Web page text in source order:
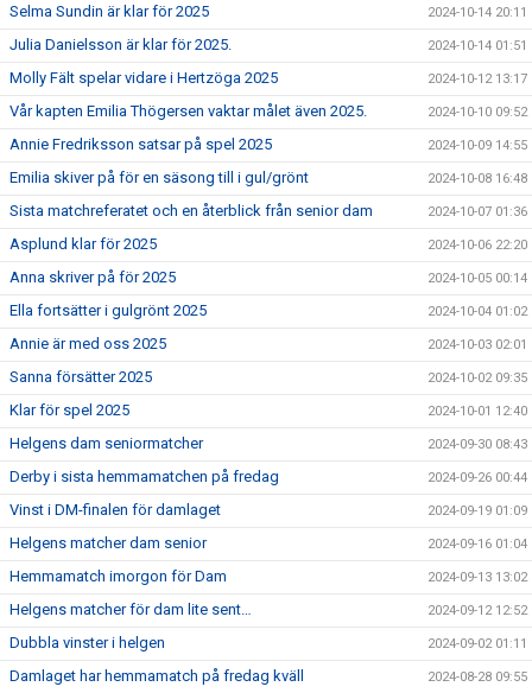
Selma Sundin är klar för 2025 2024-10-14 20:11
Julia Danielsson är klar för 2025. 2024-10-14 01:51
Molly Fält spelar vidare i Hertzöga 2025 2024-10-12 13:17
Vår kapten Emilia Thögersen vaktar målet även 2025. 2024-10-10 09:52
Annie Fredriksson satsar på spel 2025 2024-10-09 14:55
Emilia skiver på för en säsong till i gul/grönt 2024-10-08 16:48
Sista matchreferatet och en återblick från senior dam 2024-10-07 01:36
Asplund klar för 2025 2024-10-06 22:20
Anna skriver på för 2025 2024-10-05 00:14
Ella fortsätter i gulgrönt 2025 2024-10-04 01:02
Annie är med oss 2025 2024-10-03 02:01
Sanna försätter 2025 2024-10-02 09:35
Klar för spel 2025 2024-10-01 12:40
Helgens dam seniormatcher 2024-09-30 08:43
Derby i sista hemmamatchen på fredag 2024-09-26 00:44
Vinst i DM-finalen för damlaget 2024-09-19 01:09
Helgens matcher dam senior 2024-09-16 01:04
Hemmamatch imorgon för Dam 2024-09-13 13:02
Helgens matcher för dam lite sent… 2024-09-12 12:52
Dubbla vinster i helgen 2024-09-02 01:11
Damlaget har hemmamatch på fredag kväll 2024-08-28 09:55